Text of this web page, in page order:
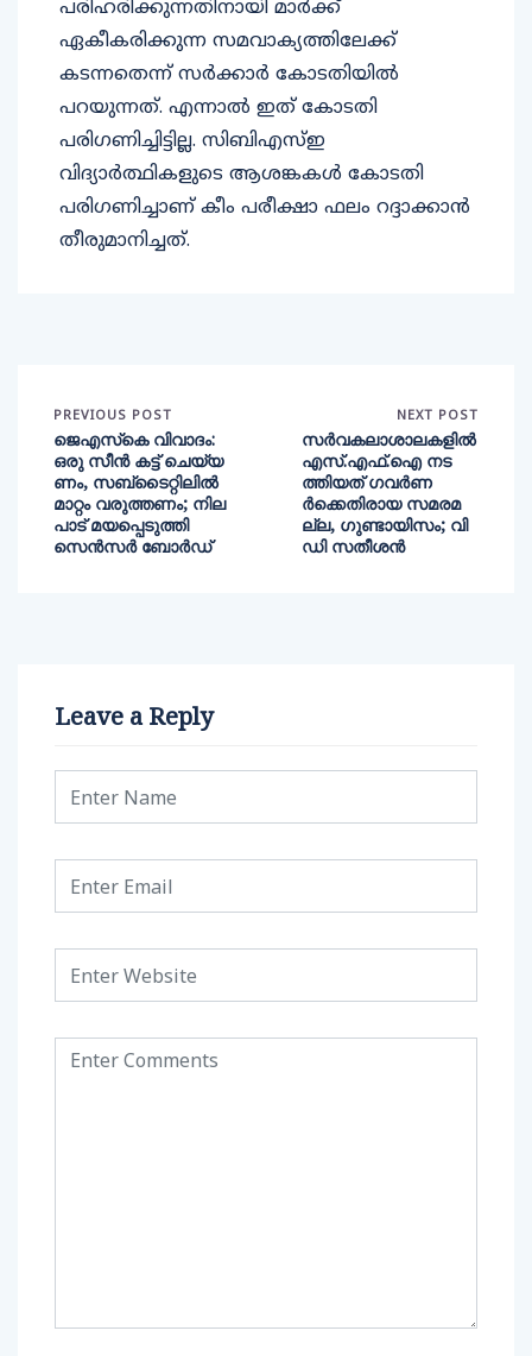
പരിഹരിക്കുന്നതിനായി മാര്‍ക്ക്
ഏകീകരിക്കുന്ന സമവാക്യത്തിലേക്ക്
കടന്നതെന്ന് സര്‍ക്കാര്‍ കോടതിയില്‍
പറയുന്നത്. എന്നാല്‍ ഇത് കോടതി
പരിഗണിച്ചിട്ടില്ല. സിബിഎസ്ഇ
വിദ്യാര്‍ത്ഥികളുടെ ആശങ്കകള്‍ കോടതി
പരിഗണിച്ചാണ് കീം പരീക്ഷാ ഫലം റദ്ദാക്കാന്‍
തീരുമാനിച്ചത്.
PREVIOUS POST
ജെഎസ്‌കെ വിവാദം:
ഒരു സീന്‍ കട്ട് ചെയ്യ
ണം, സബ്ടൈറ്റിലില്‍
മാറ്റം വരുത്തണം; നില
പാട് മയപ്പെടുത്തി
സെന്‍സര്‍ ബോര്‍ഡ്
NEXT POST
സര്‍വകലാശാലകളില്‍
എസ്.എഫ്.ഐ നട
ത്തിയത് ഗവര്‍ണ
ര്‍ക്കെതിരായ സമരമ
ല്ല, ഗുണ്ടായിസം; വി
ഡി സതീശന്‍
Leave a Reply